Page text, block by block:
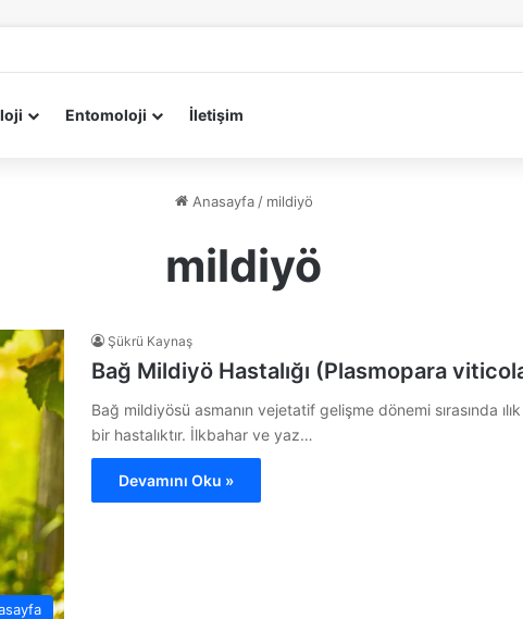
Entomoloji İletişim
Anasayfa / mildiyö
mildiyö
Şükrü Kaynaş
Bağ Mildiyö Hastalığı (Plasmopara
Bağ mildiyösü asmanın vejetatif gelişme dönemi sırasında
bir hastalıktır. İlkbahar ve yaz…
Devamını Oku »